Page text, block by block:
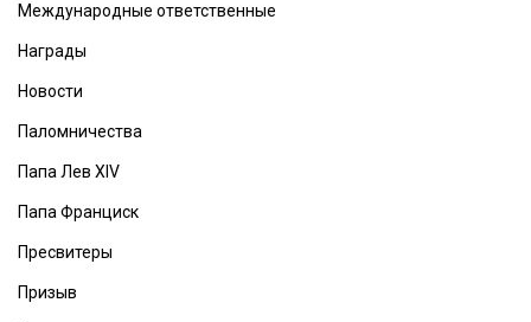
Международные ответственные
Награды
Новости
Паломничества
Папа Лев XIV
Папа Франциск
Пресвитеры
Призыв